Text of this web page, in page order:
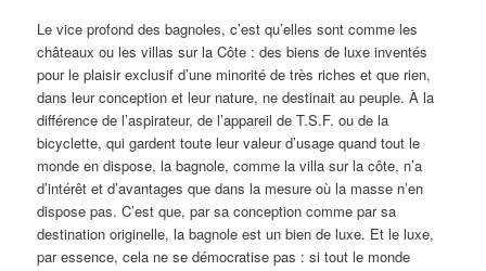
Le vice profond des bagnoles, c’est qu’elles sont comme les
châteaux ou les villas sur la Côte : des biens de luxe inventés
pour le plaisir exclusif d’une minorité de très riches et que rien,
dans leur conception et leur nature, ne destinait au peuple. À la
différence de l’aspirateur, de l’appareil de T.S.F. ou de la
bicyclette, qui gardent toute leur valeur d’usage quand tout le
monde en dispose, la bagnole, comme la villa sur la côte, n’a
d’intérêt et d’avantages que dans la mesure où la masse n’en
dispose pas. C’est que, par sa conception comme par sa
destination originelle, la bagnole est un bien de luxe. Et le luxe,
par essence, cela ne se démocratise pas : si tout le monde